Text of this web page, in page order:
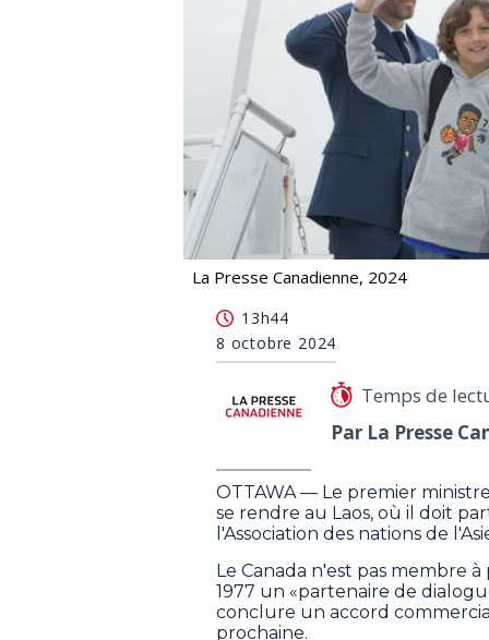
La Presse Canadienne, 2024
13h44
8 octobre 2024
Temps de
Par La Presse
OTTAWA — Le premier
se rendre au Laos, où il doit
l'Association des nations de
Le Canada n'est pas membre
1977 un «partenaire de
conclure un accord
prochaine.